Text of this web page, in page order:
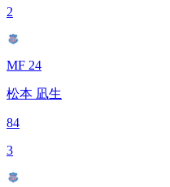
2
MF 24
松本 凪生
84
3